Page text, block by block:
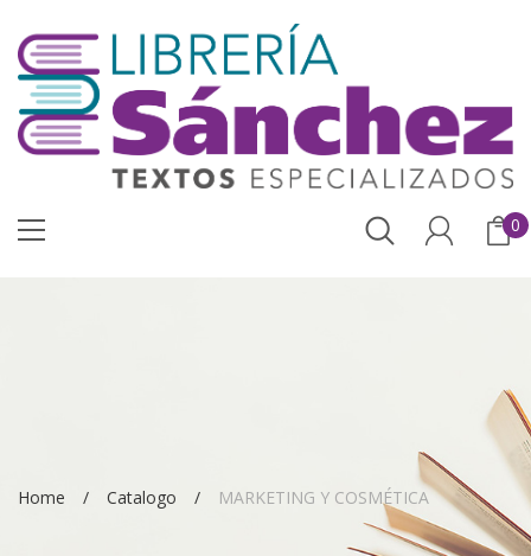
0
Home Catalogo MARKETING Y COSMÉTICA